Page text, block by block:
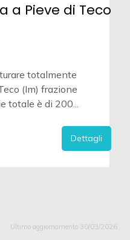
a Pieve di Teco
totalmente
(Im) frazione
totale è di 200...
Dettagli
Ultimo aggiornamento 30/03/2026